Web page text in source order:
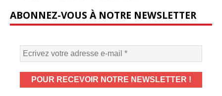
ABONNEZ-VOUS À NOTRE NEWSLETTER